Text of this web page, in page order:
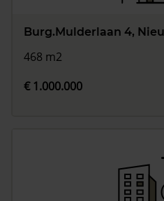
Burg.Mulderlaan 4,
468 m2
€ 1.000.000